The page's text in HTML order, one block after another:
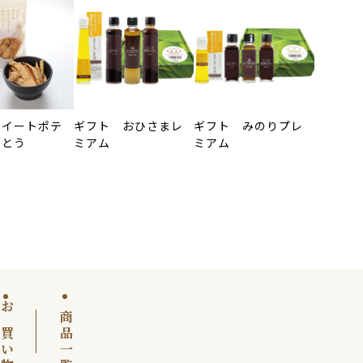
ートポテ
う
ギフト おひさまレ
ミアム
ギフト みのりプレ
ミアム
商品一覧